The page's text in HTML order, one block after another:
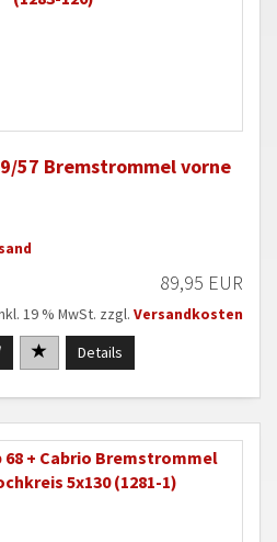
57 Bremstrommel vorne
89,95 EUR
19 % MwSt. zzgl. Versandkosten
Details